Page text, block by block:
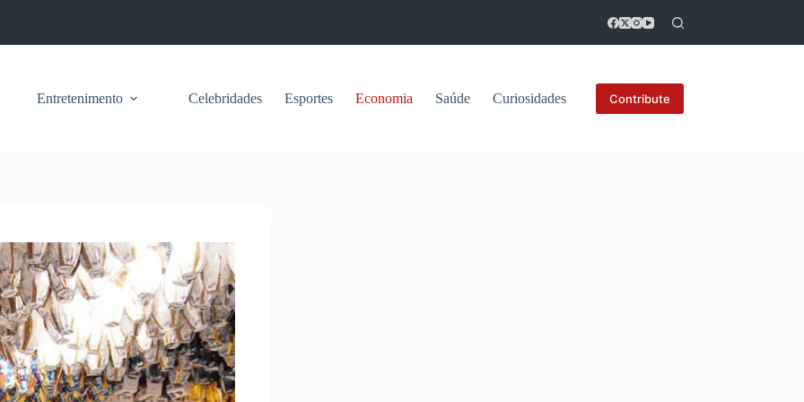
Entretenimento Celebridades Esportes Economia Saúde Curiosidades Contribute